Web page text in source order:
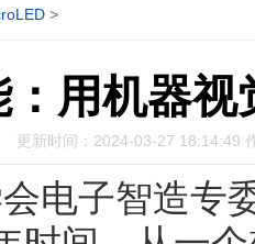
>
：用机器
更新时间：2024-03-27 18:14:49
电子智造专